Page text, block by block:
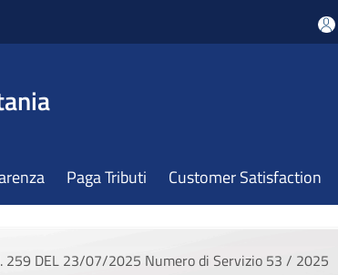
Paga Tributi Customer Satisfaction
259 DEL 23/07/2025 Numero di Servizio 53 / 2025